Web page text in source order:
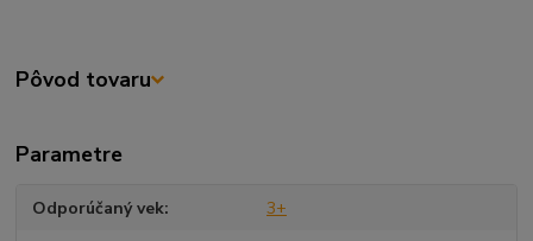
Pôvod tovaru
Parametre
Odporúčaný vek 3+